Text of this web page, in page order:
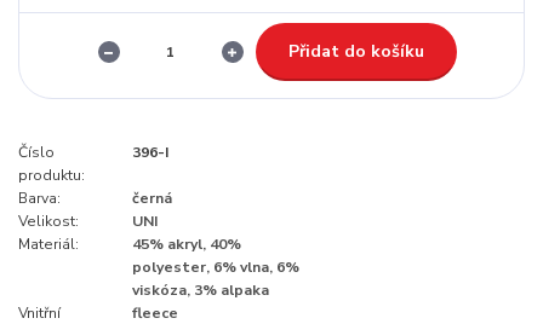
Přidat do košíku
Číslo
produktu:
396-I
Barva:
černá
Velikost:
UNI
Materiál:
45% akryl, 40%
polyester, 6% vlna, 6%
viskóza, 3% alpaka
Vnitřní
fleece